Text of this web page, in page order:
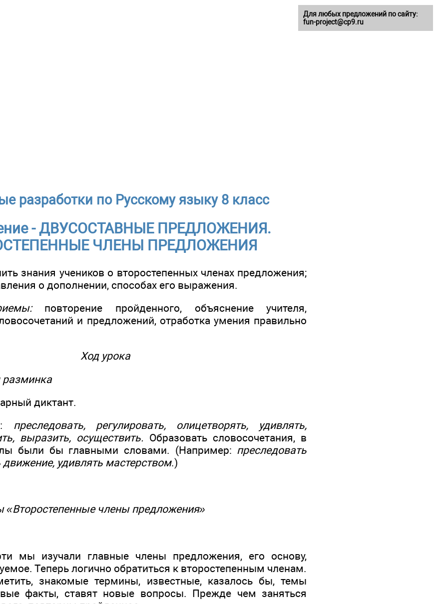
разработки по Русскому языку 8 класс
- ДВУСОСТАВНЫЕ ПРЕДЛОЖЕНИЯ.
ЧЛЕНЫ ПРЕДЛОЖЕНИЯ
знания учеников о второстепенных членах предложения;
о дополнении, способах его выражения.
повторение пройденного, объяснение учителя,
и предложений, отработка умения правильно
Ход урока
разминка
диктант.
преследовать, регулировать, олицетворять, удивлять,
выразить, осуществить. Образовать словосочетания, в
были бы главными словами. (Например: преследовать
движение, удивлять мастерством.)
«Второстепенные члены предложения»
мы изучали главные члены предложения, его основу,
Теперь логично обратиться к второстепенным членам.
знакомые термины, известные, казалось бы, темы
факты, ставят новые вопросы. Прежде чем заняться
Для любых предложений по сайту:
fun-project@cp9.ru